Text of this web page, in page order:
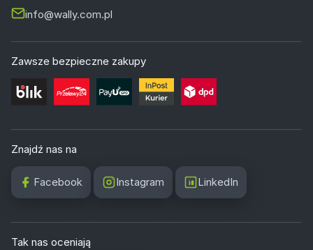
info@wally.com.pl
Zawsze bezpieczne zakupy
Znajdź nas na
Facebook Instagram LinkedIn
Tak nas oceniają